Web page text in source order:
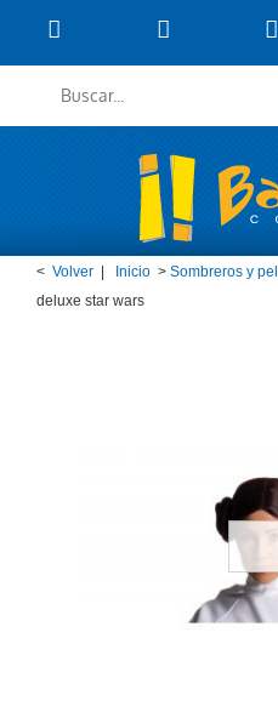
< Volver Inicio > Sombreros y
deluxe star wars